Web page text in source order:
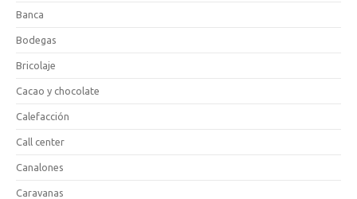
Banca
Bodegas
Bricolaje
Cacao y chocolate
Calefacción
Call center
Canalones
Caravanas